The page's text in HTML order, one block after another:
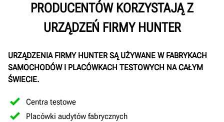
PRODUCENTÓW KORZYSTAJĄ Z
URZĄDZEŃ FIRMY HUNTER
URZĄDZENIA FIRMY HUNTER SĄ UŻYWANE W FABRYKACH
SAMOCHODÓW I PLACÓWKACH TESTOWYCH NA CAŁYM
ŚWIECIE.
Centra testowe
Placówki audytów fabrycznych